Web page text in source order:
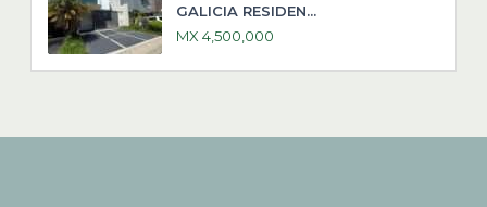
GALICIA RESIDEN...
MX 4,500,000